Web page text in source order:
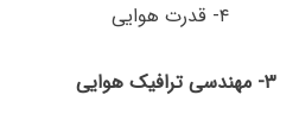
۴- قدرت هوایی
۳- مهندسی ترافیک هوایی